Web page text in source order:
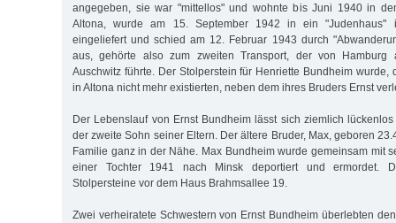
angegeben, sie war "mittellos" und wohnte bis Juni 1940 in
Altona, wurde am 15. September 1942 in ein "Judenhaus"
eingeliefert und schied am 12. Februar 1943 durch
aus, gehörte also zum zweiten Transport, der von Hamburg
Auschwitz führte. Der Stolperstein für Henriette Bundheim wurde,
in Altona nicht mehr existierten, neben dem ihres Bruders Ernst
Der Lebenslauf von Ernst Bundheim lässt sich ziemlich
der zweite Sohn seiner Eltern. Der ältere Bruder, Max, geboren
Familie ganz in der Nähe. Max Bundheim wurde gemeinsam mit
einer Tochter 1941 nach Minsk deportiert und ermordet.
Stolpersteine vor dem Haus Brahmsallee 19.
Zwei verheiratete Schwestern von Ernst Bundheim überlebten